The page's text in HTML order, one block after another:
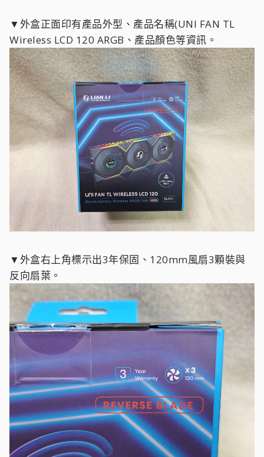
▼外盒正面印有產品外型、產品名稱(UNI FAN TL
Wireless LCD 120 ARGB、產品顏色等資訊。
▼外盒右上角標示出3年保固、120mm風扇3顆裝與
反向扇葉。